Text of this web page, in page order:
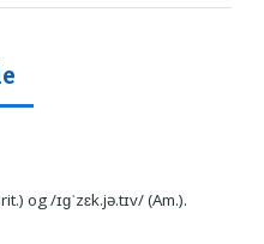
og /ɪɡˈzɛk.jə.tɪv/ (Am.).